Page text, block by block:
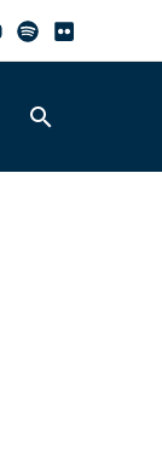
Pesquisar